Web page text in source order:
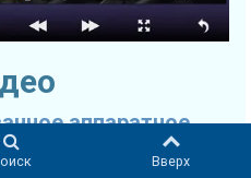
аппаратное
Вверх